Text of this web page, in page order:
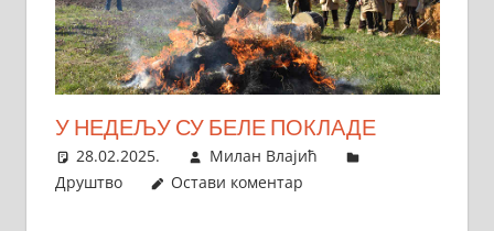
У НЕДЕЉУ СУ БЕЛЕ ПОКЛАДЕ
28.02.2025.
Милан Влајић
Друштво
Остави коментар